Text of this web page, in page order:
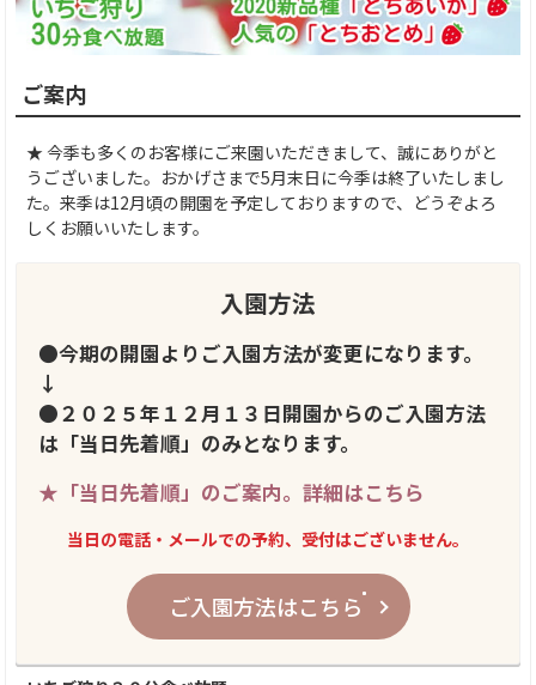
ご案内
★ 今季も多くのお客様にご来園いただきまして、誠にありがと
うございました。おかげさまで5月末日に今季は終了いたしまし
た。来季は12月頃の開園を予定しておりますので、どうぞよろ
しくお願いいたします。
入園方法
●今期の開園よりご入園方法が変更になります。
↓
●２０２５年１２月１３日開園からのご入園方法
は「当日先着順」のみとなります。
★「当日先着順」のご案内。詳細はこちら
当日の電話・メールでの予約、受付はございません。
ご入園方法はこちら